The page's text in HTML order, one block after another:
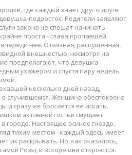
где каждый знает друг о друге
подросток. Родители заявляют
закона не спешат начинать
проста - слава пропавшей
нее. Отвязная, распущенная,
внешностью, несмотря на
предполагают, что девушка
ухажером и спустя пару недель
несколько дней назад,
случившемся. Женщина обеспокоена
сразу же бросается ее искать.
активной гостьи смущает
городе. Настоящее осиное гнездо,
тихим местом - каждый здесь имеет
их раскрывать. Но, как оказалось,
Розы, и вскоре они откроются.